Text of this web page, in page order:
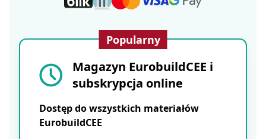
Popularny
Magazyn EurobuildCEE i
subskrypcja online
Dostęp do wszystkich materiałów
EurobuildCEE